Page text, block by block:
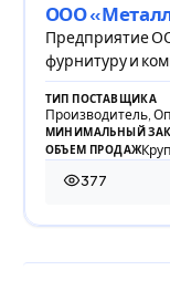
ООО
Предприятие
фурнитуру и
ТИП ПОСТАВЩИКА
Производитель,
МИНИМАЛЬНЫЙ
ОБЪЕМ ПРОДАЖ
377
377 просмотров